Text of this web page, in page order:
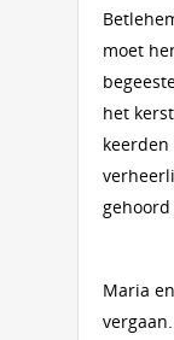
moet
het
gehoord
Maria